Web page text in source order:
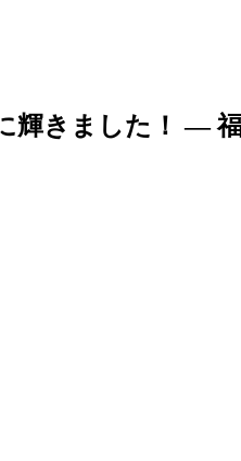
輝きました！ —